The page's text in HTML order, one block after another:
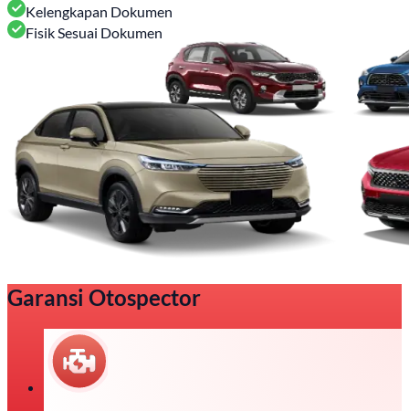
Kelengkapan Dokumen
Fisik Sesuai Dokumen
Garansi Otospector